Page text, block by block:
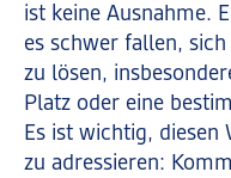
ist keine Ausnahme.
es schwer fallen,
zu lösen,
Platz oder eine
Es ist wichtig, diesen
zu adressieren: